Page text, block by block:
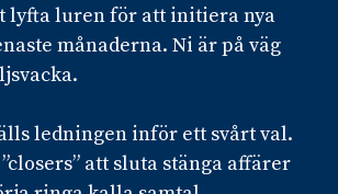
lyfta luren för att initiera nya
månaderna. Ni är på väg
ledningen inför ett svårt val.
att sluta stänga affärer